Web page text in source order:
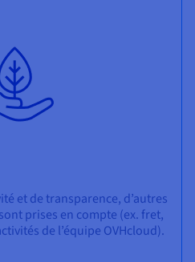
et de transparence, d’autres
prises en compte (ex. fret,
de l’équipe OVHcloud).